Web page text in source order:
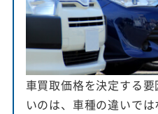
車買取価格を決定する
いのは、車種の違いで